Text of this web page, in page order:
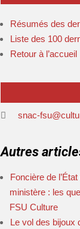
Résumés des
Liste des 100
Retour à l’accueil
snac-
Autres
Foncière de
ministère : les
FSU Culture
Le vol des bijoux